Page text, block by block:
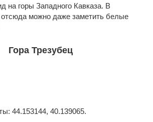
на горы Западного Кавказа. В
можно даже заметить белые
Гора Трезубец
44.153144, 40.139065.